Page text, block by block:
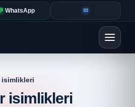
WhatsApp ✉
isimlikleri